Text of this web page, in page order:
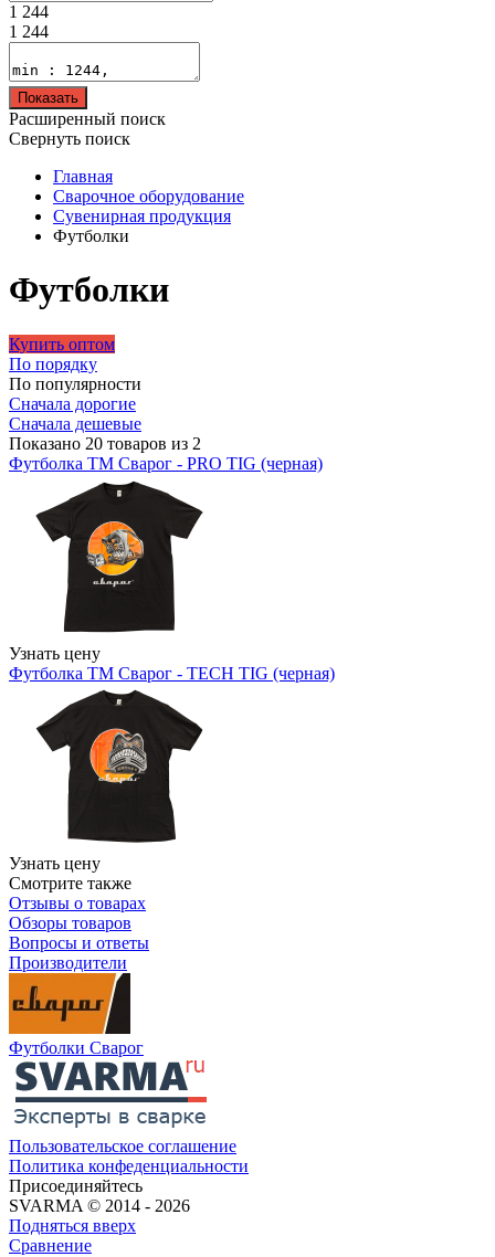
1 244
1 244
Показать
Расширенный поиск
Свернуть поиск
Главная
Сварочное оборудование
Сувенирная продукция
Футболки
Футболки
Купить оптом
По порядку
По популярности
Сначала дорогие
Сначала дешевые
Показано 20 товаров из 2
Футболка ТМ Сварог - PRO TIG (черная)
Узнать цену
Футболка ТМ Сварог - TECH TIG (черная)
Узнать цену
Смотрите также
Отзывы о товарах
Обзоры товаров
Вопросы и ответы
Производители
Футболки Сварог
Пользовательское соглашение
Политика конфеденциальности
Присоединяйтесь
SVARMA © 2014 - 2026
Подняться вверх
Сравнение